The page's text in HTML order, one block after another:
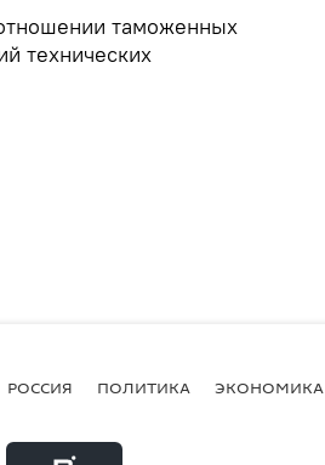
таможенных
технических
РОССИЯ ПОЛИТИКА ЭКОНОМИКА